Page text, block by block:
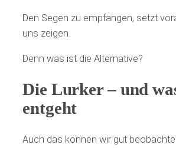
Den Segen zu empfangen, setzt
uns zeigen.
Denn was ist die Alternative?
Die Lurker – und
entgeht
Auch das können wir gut